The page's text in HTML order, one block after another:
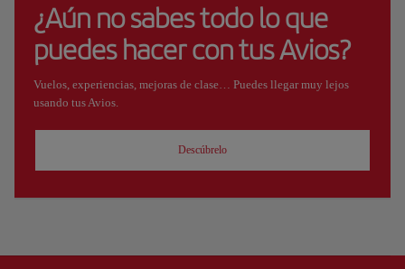
¿Aún no sabes todo lo que
puedes hacer con tus Avios?
Vuelos, experiencias, mejoras de clase… Puedes llegar muy lejos
usando tus Avios.
Descúbrelo